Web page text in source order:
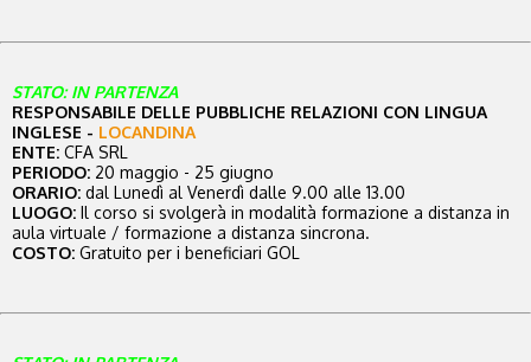
STATO: IN PARTENZA
RESPONSABILE DELLE PUBBLICHE RELAZIONI CON LINGUA
INGLESE - LOCANDINA
ENTE: CFA SRL
PERIODO: 20 maggio - 25 giugno
ORARIO: dal Lunedì al Venerdì dalle 9.00 alle 13.00
LUOGO: Il corso si svolgerà in modalità formazione a distanza in
aula virtuale / formazione a distanza sincrona.
COSTO: Gratuito per i beneficiari GOL